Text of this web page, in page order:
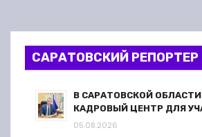
з
а
САРАТОВСКИЙ РЕПОРТЕР
В САРАТОВСКОЙ
КАДРОВЫЙ ЦЕНТР ДЛЯ
05.08.2026